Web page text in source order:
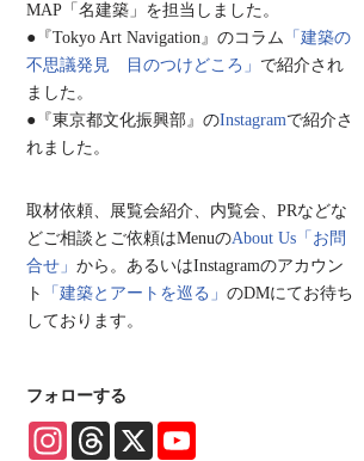
MAP「名建築」を担当しました。
●『Tokyo Art Navigation』のコラム 「建築の
不思議発見 目のつけどころ」 で紹介され
ました。
●『東京都文化振興部』のInstagramで紹介さ
れました。
取材依頼、展覧会紹介、内覧会、PRなどな
どご相談とご依頼はMenuのAbout Us「お問
合せ」 から。あるいはInstagramのアカウン
ト
「建築とアートを巡る」 のDMにてお待ち
しております。
フォローする
I
T
X
Y